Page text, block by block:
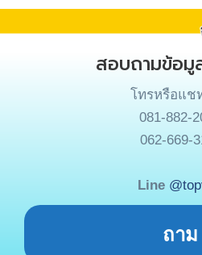
สอบถามข้อมู
โทรหรือแช
081-882-
062-669-
Line
ถาม